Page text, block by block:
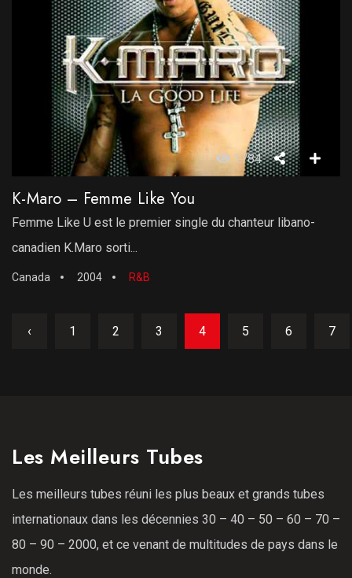
1784
K-Maro – Femme Like You
Femme Like U est le premier single du chanteur libano-
canadien K.Maro sorti...
Canada 2004 R&B
‹ 1 2 3 4 5 6 7
Les Meilleurs Tubes
Les meilleurs tubes réuni les plus beaux et grands tubes
internationaux dans les décennies 30 – 40 – 50 – 60 – 70 –
80 – 90 – 2000, et ce venant de multitudes de pays dans le
monde.